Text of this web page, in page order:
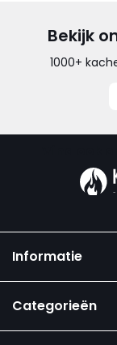
Bekijk
1000+
Informatie
Categorieën